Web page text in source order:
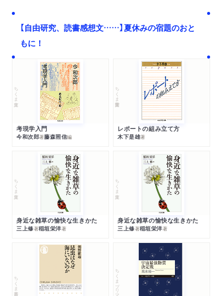
【自由研究、読書感想文……】夏休みの宿題のおと
もに！
ちくま文庫
考現学入門
今和次郎著藤森照信編
ちくま学芸文庫
レポートの組み立て方
木下是雄著
ちくま文庫
身近な雑草の愉快な生きかた
三上修著稲垣栄洋著
ちくま文庫
身近な雑草の愉快な生きかた
三上修著稲垣栄洋著
ちくま新書 ちくまプリマー新書